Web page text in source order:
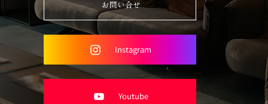
お問い合せ
Instagram
Youtube